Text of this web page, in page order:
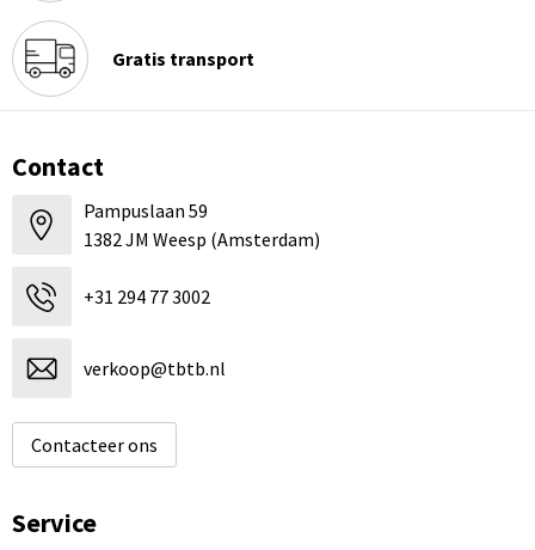
Gratis transport
Contact
Pampuslaan 59
1382 JM Weesp (Amsterdam)
+31 294 77 3002
verkoop@tbtb.nl
Contacteer ons
Service